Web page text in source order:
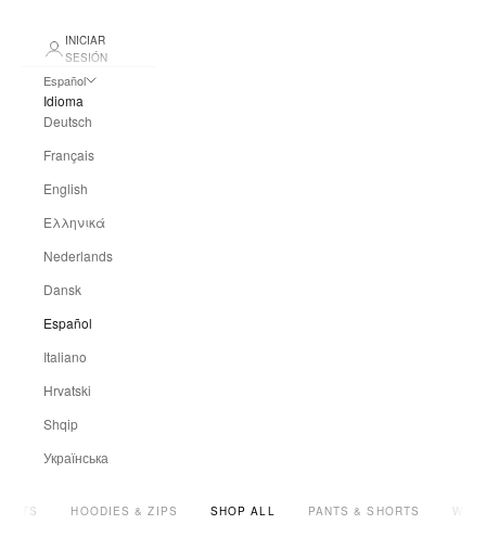
INICIAR
SESIÓN
Español
Idioma
Deutsch
Français
English
Ελληνικά
Nederlands
Dansk
Español
Italiano
Hrvatski
Shqip
Українська
HOODIES & ZIPS SHOP ALL PANTS & SHORTS